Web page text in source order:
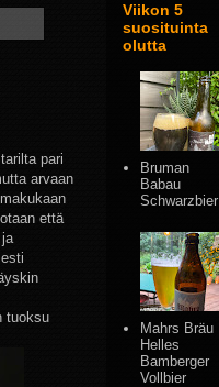
pari
arvaan
että
tuoksu
Viikon 5
suosituinta
olutta
Bruman
Babau
Schwarzbier
Mahrs Bräu
Helles
Bamberger
Vollbier